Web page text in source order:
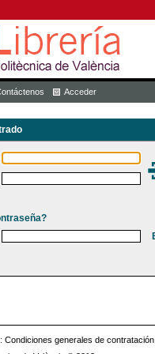
Acceder
Condiciones generales de contratación